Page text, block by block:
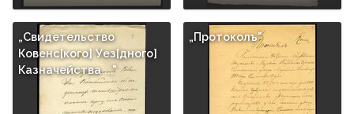
„Свидетельство
Ковенс[кого] Уез[дного]
Казначейства ..."
„Протоколъ"